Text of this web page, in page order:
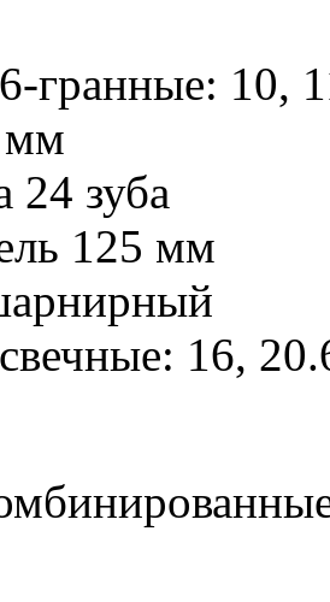
6-гранные: 10,
мм
24 зуба
125 мм
свечные: 16,